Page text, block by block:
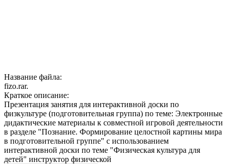
Название файла:
fizo.rar.
Краткое описание:
Презентация занятия для интерактивной доски по
физкультуре (подготовительная группа) по теме: Электронные
дидактические материалы к совместной игровой деятельности
в разделе "Познание. Формирование целостной картины мира
в подготовительной группе" с использованием
интерактивной доски по теме "Физическая культура для
детей" инструктор физической